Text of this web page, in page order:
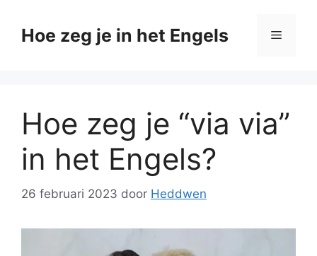
naarHoe zeg je in het Engels Menu
Hoe zeg je “via via”
in het Engels?
26 februari 2023 door Heddwen